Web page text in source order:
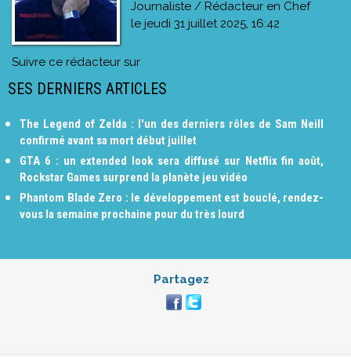
Journaliste / Rédacteur en Chef
le jeudi 31 juillet 2025, 16:42
Suivre ce rédacteur sur
SES DERNIERS ARTICLES
The Legend of Zelda : l'un des derniers rôles de Sam Neill
confirmé avant sa mort début juillet
GTA 6 : un extended look sera diffusé sur Netflix fin août,
Rockstar Games surprend la planète jeu vidéo
Phantom Blade Zero : le développement est bouclé, rendez-
vous la semaine prochaine pour du très lourd
Partagez